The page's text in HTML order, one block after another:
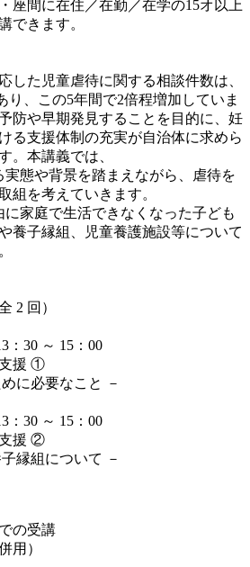
座間に在住／在勤／在学の15オ以上
できます。
した児童虐待に関する相談件数は、
り、この5年間で2倍程増加していま
防や早期発見することを目的に、妊
る支援体制の充実が自治体に求めら
。本講義では、
態や背景を踏まえながら、虐待を
組を考えていきます。
家庭で生活できなくなった子ども
養子縁組、児童養護施設等について
2 回）
30 ～ 15：00
援 ①
必要なこと －
30 ～ 15：00
援 ②
組について －
の受講
用）